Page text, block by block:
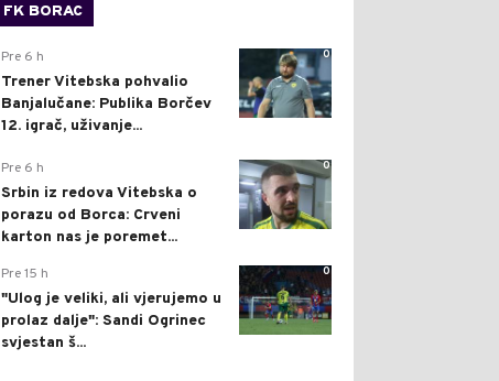
FK BORAC
0
Pre 6 h
Trener Vitebska pohvalio
Banjalučane: Publika Borčev
12. igrač, uživanje...
0
Pre 6 h
Srbin iz redova Vitebska o
porazu od Borca: Crveni
karton nas je poremet...
0
Pre 15 h
"Ulog je veliki, ali vjerujemo u
prolaz dalje": Sandi Ogrinec
svjestan š...